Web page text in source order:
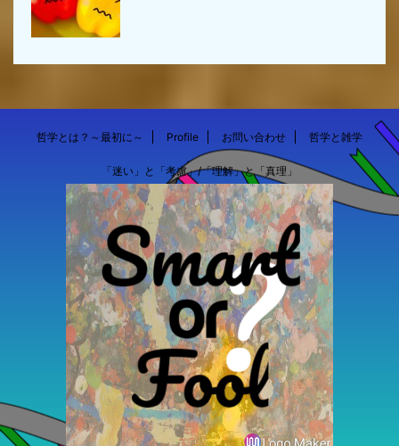
哲学とは？～最初に～ Profile お問い合わせ 哲学と雑学
「迷い」と「考慮」/「理解」と「真理」